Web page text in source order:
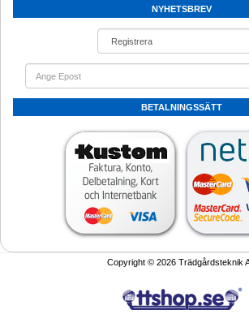
NYHETSBREV
BETALNINGSSÄTT
Copyright © 2026 Trädgårdsteknik